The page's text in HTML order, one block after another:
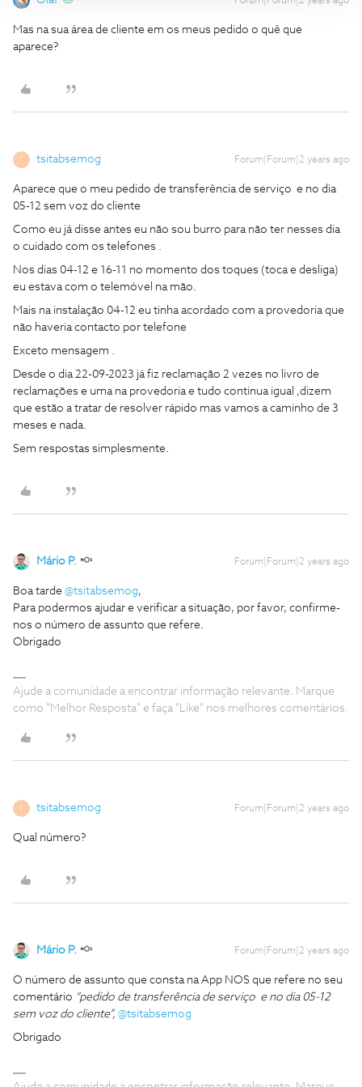
Mas na sua área de cliente em os meus pedido o quê que
aparece?
T tsitabsemog Forum|Forum|2 years ago
Aparece que o meu pedido de transferência de serviço e no dia
05-12 sem voz do cliente
Como eu já disse antes eu não sou burro para não ter nesses dia
o cuidado com os telefones .
Nos dias 04-12 e 16-11 no momento dos toques (toca e desliga)
eu estava com o telemóvel na mão.
Mais na instalação 04-12 eu tinha acordado com a provedoria que
não haveria contacto por telefone
Exceto mensagem .
Desde o dia 22-09-2023 já fiz reclamação 2 vezes no livro de
reclamações e uma na provedoria e tudo continua igual ,dizem
que estão a tratar de resolver rápido mas vamos a caminho de 3
meses e nada.
Sem respostas simplesmente.
Mário P. Forum|Forum|2 years ago
Boa tarde @tsitabsemog,
Para podermos ajudar e verificar a situação, por favor, confirme-
nos o número de assunto que refere.
Obrigado
Ajude a comunidade a encontrar informação relevante. Marque
como "Melhor Resposta" e faça "Like" nos melhores comentários.
T tsitabsemog Forum|Forum|2 years ago
Qual número?
Mário P. Forum|Forum|2 years ago
O número de assunto que consta na App NOS que refere no seu
comentário “pedido de transferência de serviço e no dia 05-12
sem voz do cliente”, @tsitabsemog
Obrigado